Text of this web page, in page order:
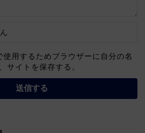
使用するためブラウザーに自分の名
サイトを保存する。